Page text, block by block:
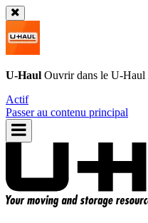
U-Haul Ouvrir dans le U-Haul
Actif
Passer au contenu principal